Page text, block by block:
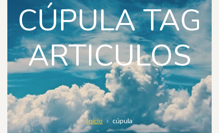
CÚPULA TAG
ARTICULOS
Inicio cúpula